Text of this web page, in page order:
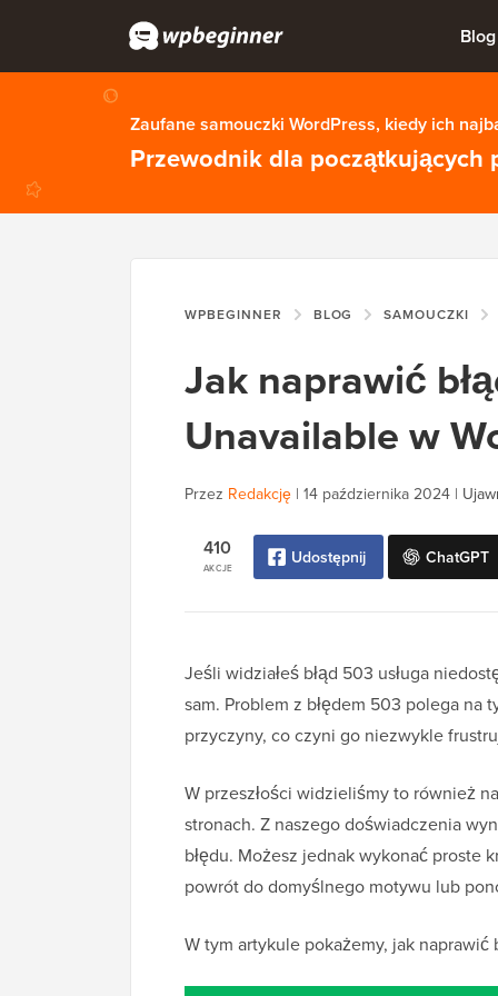
Blog
Zaufane samouczki WordPress, kiedy ich
Przewodnik dla początkujących
WPBEGINNER BLOG SAMOUCZKI
Jak naprawić
Unavailable w
Przez Redakcję | 14 października 2024 |
AKCJE
410 Udostępnij ChatGPT
Jeśli widziałeś błąd 503 usługa
sam. Problem z błędem 503 polega
przyczyny, co czyni go niezwykle
W przeszłości widzieliśmy to również
stronach. Z naszego doświadczenia
błędu. Możesz jednak wykonać proste
powrót do domyślnego motywu lub
W tym artykule pokażemy, jak naprawić